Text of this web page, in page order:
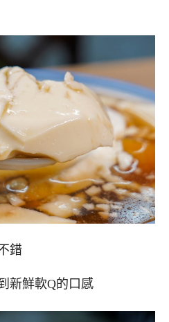
錯
新鮮軟Q的口感